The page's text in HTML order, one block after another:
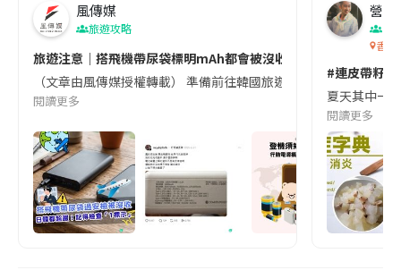
風傳媒
旅遊攻略
旅遊注意｜搭飛機帶尿袋標明mAh都會被沒收😱出發前切記檢查
（文章由風傳媒授權轉載） 準備前往韓國旅遊的民眾，近期要
閱讀更多
營養
香港
#連皮帶籽
夏天其中一
閱讀更多